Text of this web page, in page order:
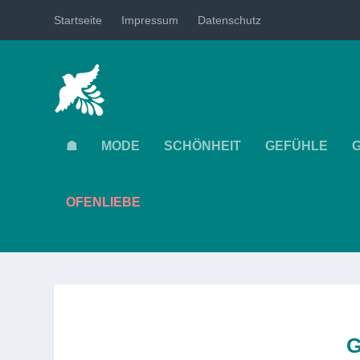
Startseite Impressum Datenschutz
☗ MODE SCHÖNHEIT GEFÜHLE
OFENLIEBE